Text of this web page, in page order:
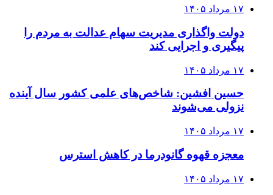
۱۷ مرداد ۱۴۰۵
دولت واگذاری مدیریت سهام عدالت به مردم را
پیگیری و اجرایی کند
۱۷ مرداد ۱۴۰۵
حسین افشین: شاخص‌های علمی کشور سال آینده
نزولی می‌شوند
۱۷ مرداد ۱۴۰۵
معجزه قهوه گانودرما در کاهش استرس
۱۷ مرداد ۱۴۰۵